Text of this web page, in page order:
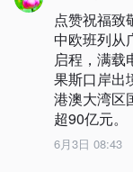
点赞祝福致
中欧班列从
启程，满载
果斯口岸出
港澳大湾区
超90亿元。
6月3日 08:43